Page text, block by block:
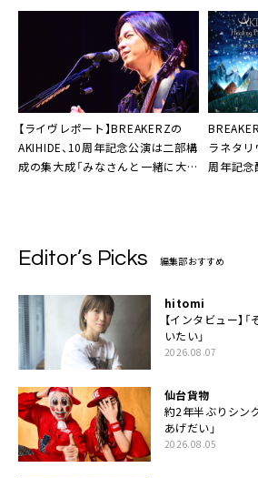
【ライヴレポート】BREAKERZの
AKIHIDE、10周年記念公演は二部構
成の集大成「みなさんと一緒に大き
ラネタ
周年記念
Editor’s Picks 編集部おすすめ
hitomi
【インタビュー】
いたい」
2026.08.07
仙台貨物
約2年半ぶりシン
あげだい」
2026.08.05